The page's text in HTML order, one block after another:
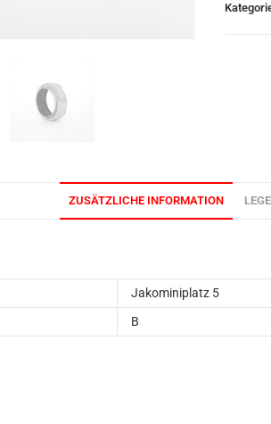
ZUSÄTZLICHE INFORMATION
Jakominiplatz 5
B